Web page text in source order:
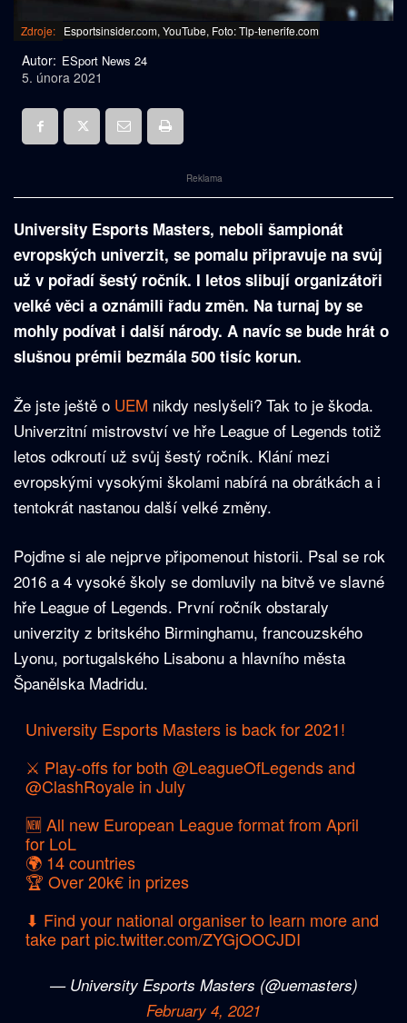
Zdroje: Esportsinsider.com, YouTube, Foto: Tlp-tenerife.com
Autor: ESport News 24
5. února 2021
Reklama
University Esports Masters, neboli šampionát
evropských univerzit, se pomalu připravuje na svůj
už v pořadí šestý ročník. I letos slibují organizátoři
velké věci a oznámili řadu změn. Na turnaj by se
mohly podívat i další národy. A navíc se bude hrát o
slušnou prémii bezmála 500 tisíc korun.
Že jste ještě o UEM nikdy neslyšeli? Tak to je škoda.
Univerzitní mistrovství ve hře League of Legends totiž
letos odkroutí už svůj šestý ročník. Klání mezi
evropskými vysokými školami nabírá na obrátkách a i
tentokrát nastanou další velké změny.
Pojďme si ale nejprve připomenout historii. Psal se rok
2016 a 4 vysoké školy se domluvily na bitvě ve slavné
hře League of Legends. První ročník obstaraly
univerzity z britského Birminghamu, francouzského
Lyonu, portugalského Lisabonu a hlavního města
Španělska Madridu.
University Esports Masters is back for 2021!
⚔ Play-offs for both @LeagueOfLegendsand
@ClashRoyalein July
🆕 All new European League format from April
for LoL
🌍 14 countries
🏆 Over 20k€ in prizes
⬇ Find your national organiser to learn more and
take part pic.twitter.com/ZYGjOOCJDI
— University Esports Masters (@uemasters)
February 4, 2021